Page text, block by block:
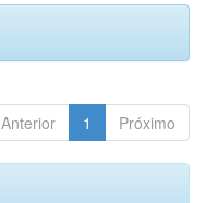
Anterior 1 Próximo